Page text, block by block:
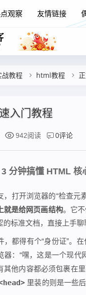
观察 友情链接
战教程 html教程
入门教程
942阅读 0评论
分钟搞懂 HTML
，打开浏览器的“检查元
就是给网页画结构。它
标准文档，直接上手
，都得有个“身份证”。
器：“嘿，这是一个现
其他内容都必须包裹在
里装的则是一些